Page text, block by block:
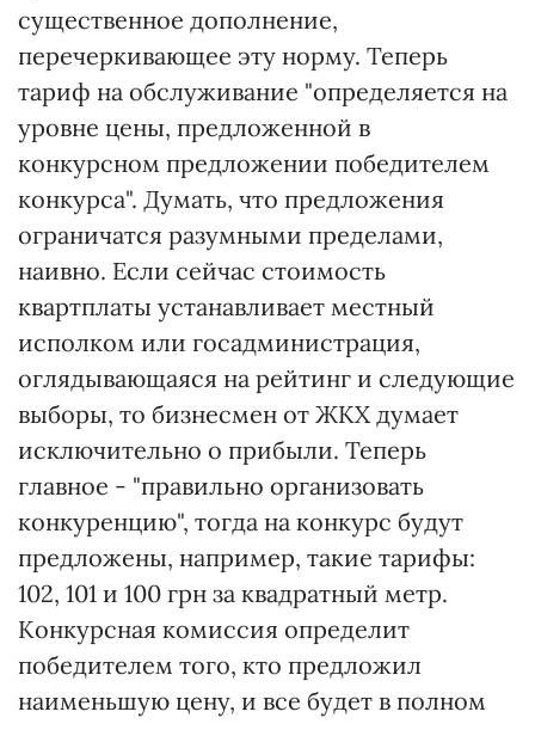
существенное дополнение,
перечеркивающее эту норму. Теперь
тариф на обслуживание "определяется на
уровне цены, предложенной в
конкурсном предложении победителем
конкурса". Думать, что предложения
ограничатся разумными пределами,
наивно. Если сейчас стоимость
квартплаты устанавливает местный
исполком или госадминистрация,
оглядывающаяся на рейтинг и следующие
выборы, то бизнесмен от ЖКХ думает
исключительно о прибыли. Теперь
главное - "правильно организовать
конкуренцию", тогда на конкурс будут
предложены, например, такие тарифы:
102, 101 и 100 грн за квадратный метр.
Конкурсная комиссия определит
победителем того, кто предложил
наименьшую цену, и все будет в полном